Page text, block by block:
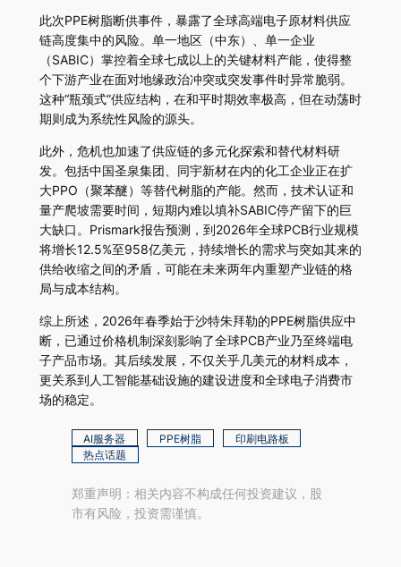
此次PPE树脂断供事件，暴露了全球高端电子原材料供应
链高度集中的风险。单一地区（中东）、单一企业
（SABIC）掌控着全球七成以上的关键材料产能，使得整
个下游产业在面对地缘政治冲突或突发事件时异常脆弱。
这种“瓶颈式”供应结构，在和平时期效率极高，但在动荡时
期则成为系统性风险的源头。
此外，危机也加速了供应链的多元化探索和替代材料研
发。包括中国圣泉集团、同宇新材在内的化工企业正在扩
大PPO（聚苯醚）等替代树脂的产能。然而，技术认证和
量产爬坡需要时间，短期内难以填补SABIC停产留下的巨
大缺口。Prismark报告预测，到2026年全球PCB行业规模
将增长12.5%至958亿美元，持续增长的需求与突如其来的
供给收缩之间的矛盾，可能在未来两年内重塑产业链的格
局与成本结构。
综上所述，2026年春季始于沙特朱拜勒的PPE树脂供应中
断，已通过价格机制深刻影响了全球PCB产业乃至终端电
子产品市场。其后续发展，不仅关乎几美元的材料成本，
更关系到人工智能基础设施的建设进度和全球电子消费市
场的稳定。
AI服务器 PPE树脂
印刷电路板
热点话题
郑重声明：相关内容不构成任何投资建议，股
市有风险，投资需谨慎。